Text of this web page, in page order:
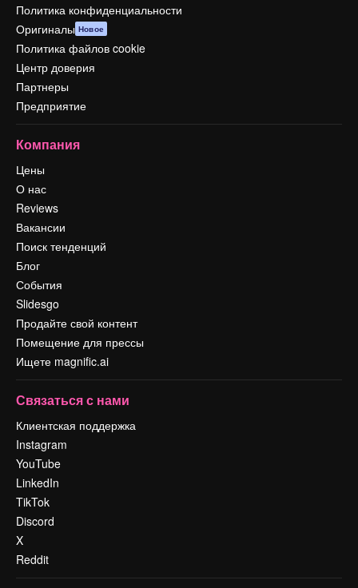
Политика конфиденциальности
Оригиналы Новое
Политика файлов cookie
Центр доверия
Партнеры
Предприятие
Компания
Цены
О нас
Reviews
Вакансии
Поиск тенденций
Блог
События
Slidesgo
Продайте свой контент
Помещение для прессы
Ищете magnific.ai
Связаться с нами
Клиентская поддержка
Instagram
YouTube
LinkedIn
TikTok
Discord
X
Reddit